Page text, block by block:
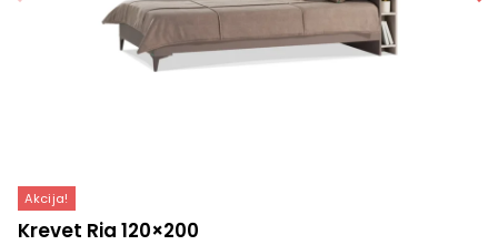
Akcija!
Krevet Ria 120×200